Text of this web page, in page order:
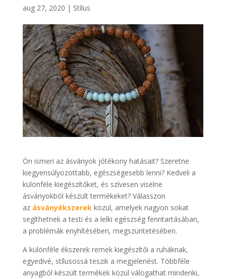
aug 27, 2020 | Stílus
Ön ismeri az ásványok jótékony hatásait? Szeretne
kiegyensúlyozottabb, egészségesebb lenni? Kedveli a
különféle kiegészítőket, és szívesen viselne
ásványokból készült termékeket? Válasszon
az ásványékszerekközül, amelyek nagyon sokat
segíthetnek a testi és a lelki egészség fenntartásában,
a problémák enyhítésében, megszüntetésében.
A különféle ékszerek remek kiegészítői a ruháknak,
egyedivé, stílusossá teszik a megjelenést. Többféle
anyagból készült termékek közül válogathat mindenki,